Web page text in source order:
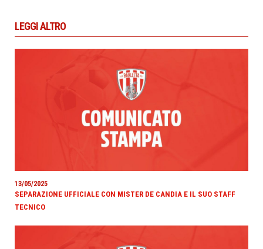
LEGGI ALTRO
13/05/2025
SEPARAZIONE UFFICIALE CON MISTER DE CANDIA E IL SUO STAFF
TECNICO